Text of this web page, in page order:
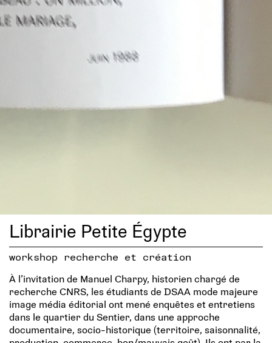
Librairie Petite Égypte
workshop recherche et création
À l’invitation de Manuel Charpy, historien chargé de
recherche CNRS, les étudiants de DSAA mode majeure
image média éditorial ont mené enquêtes et entretiens
dans le quartier du Sentier, dans une approche
documentaire, socio-historique (territoire, saisonnalité,